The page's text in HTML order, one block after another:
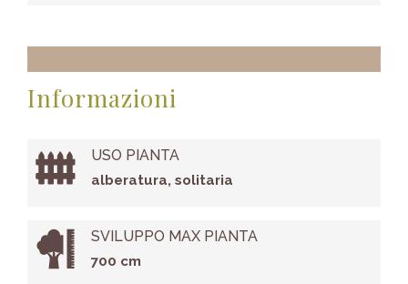
Informazioni
USO PIANTA
alberatura, solitaria
SVILUPPO MAX PIANTA
700 cm